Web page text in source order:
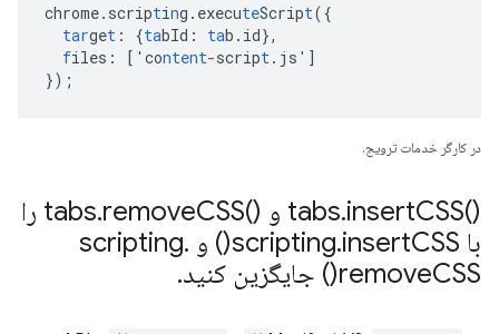
chrome.scripting.executeScript({
target : {tabId : tab.id},
files : [ 'content-script.js' ]
});
در کارگر خدمات ترویج.
()tabs
.insertCSS و ()tabs .remove
CSS را
با scripting
.insertCSS( ) و scripting .
removeCSS( ) جایگزین کنید.